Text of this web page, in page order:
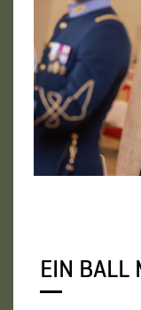
EIN BALL